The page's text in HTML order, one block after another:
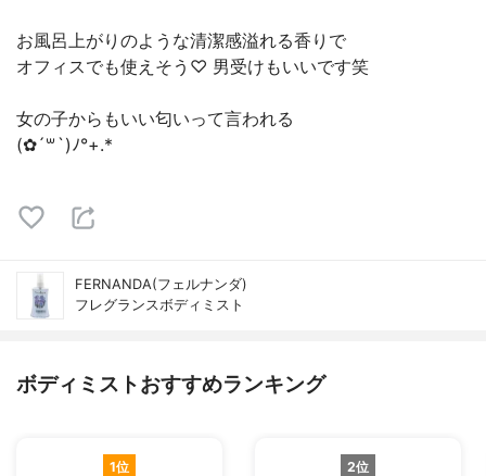
お風呂上がりのような清潔感溢れる香りで
オフィスでも使えそう♡ 男受けもいいです笑
女の子からもいい匂いって言われる
(✿´꒳`)ﾉ°+.*
FERNANDA(フェルナンダ)
フレグランスボディミスト
ボディミストおすすめランキング
1位 2位